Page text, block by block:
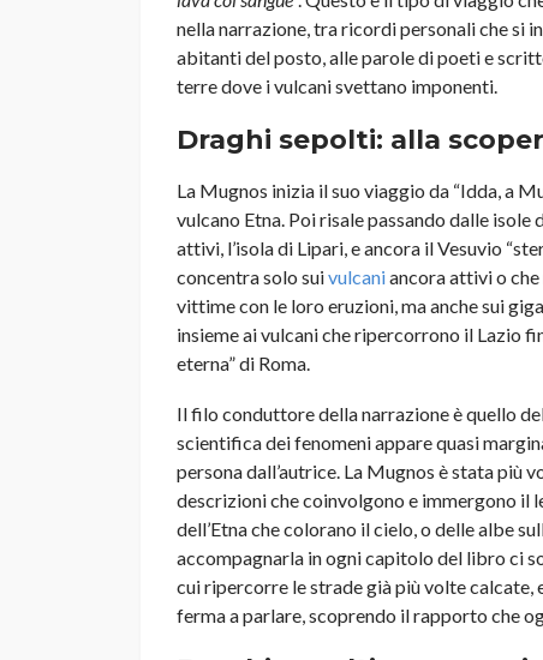
nella narrazione, tra ricordi personali che si
abitanti del posto, alle parole di poeti e
terre dove i vulcani svettano imponenti.
Draghi sepolti: alla
La Mugnos inizia il suo viaggio da “Idda, a
vulcano Etna. Poi risale passando dalle
attivi, l’isola di Lipari, e ancora il Vesuvio
concentra solo suivulcaniancora attivi o che
vittime con le loro eruzioni, ma anche sui
insieme ai vulcani che ripercorrono il Lazio
eterna” di Roma.
Il filo conduttore della narrazione è quello
scientifica dei fenomeni appare quasi
persona dall’autrice. La Mugnos è stata più
descrizioni che coinvolgono e immergono il
dell’Etna che colorano il cielo, o delle albe
accompagnarla in ogni capitolo del libro ci
cui ripercorre le strade già più volte
ferma a parlare, scoprendo il rapporto che